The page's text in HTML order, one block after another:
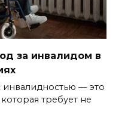
за инвалидом в
инвалидностью — это
требует не